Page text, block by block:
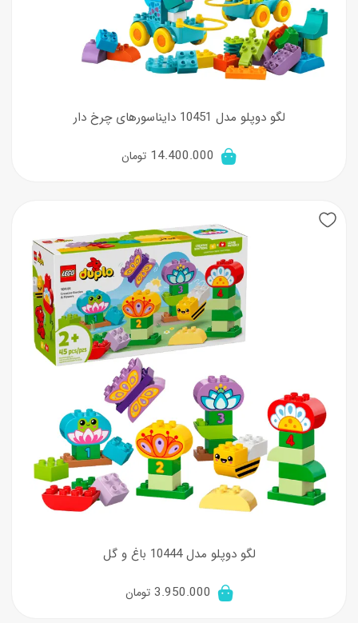
لگو دوپلو مدل 10451 دایناسورهای چرخ‌ دار
14.400.000 تومان
لگو دوپلو مدل 10444 باغ و گل
3.950.000 تومان